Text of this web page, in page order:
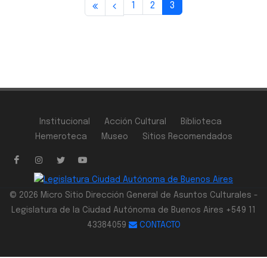
1 2 3
Institucional Acción Cultural
Biblioteca
Hemeroteca
Museo Sitios Recomendados
© 2026 Micro Sitio Dirección General de Asuntos Culturales -
Legislatura de la Ciudad Autónoma de Buenos Aires +549 11
43384059
CONTACTO